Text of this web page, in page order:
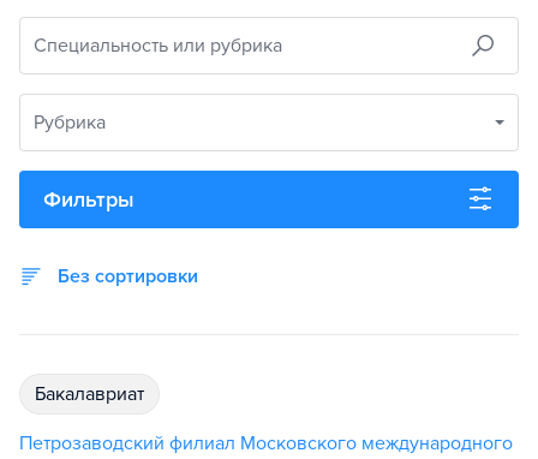
Специальность или рубрика
Рубрика
Фильтры
Без сортировки
бакалавриат
Петрозаводский филиал Московского международного